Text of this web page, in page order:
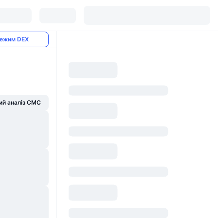
DEX
аналіз CMC